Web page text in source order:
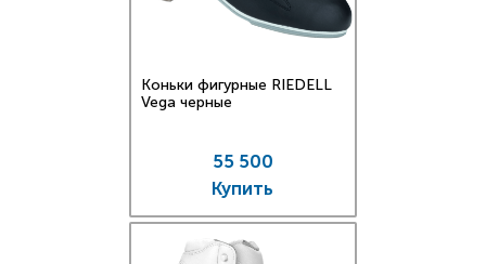
Коньки фигурные RIEDELL
Vega черные
55 500
Купить